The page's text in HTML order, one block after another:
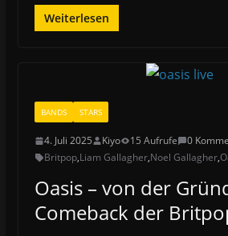
Weiterlesen
BANDS STARS
4. Juli 2025 Kiyo 15 Aufrufe
0
Britpop,Liam Gallagher,Noel Gallagher,
Oasis – von der
Comeback der